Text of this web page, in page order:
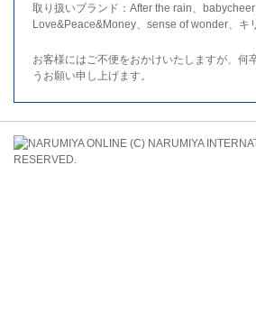
取り扱いブランド：After the rain、babycheer
Love&Peace&Money、sense of wonder、キ
お客様にはご不便をおかけいたしますが、何
うお願い申し上げます。